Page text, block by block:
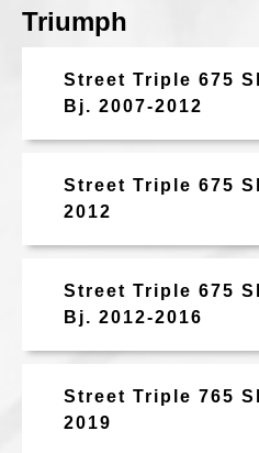
Triumph
Street Triple 675
Bj. 2007-2012
Street Triple 675
2012
Street Triple 675
Bj. 2012-2016
Street Triple 765
2019